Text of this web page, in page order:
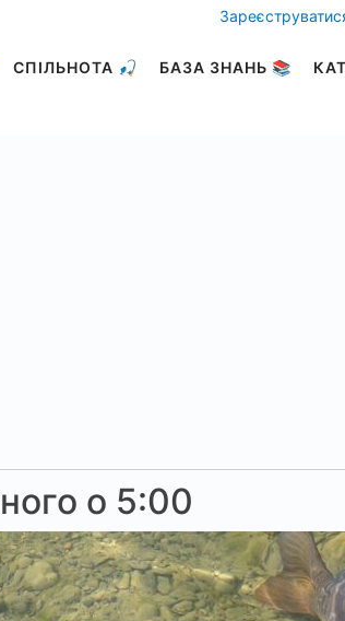
СПІЛЬНОТА 🎣 БАЗА ЗНАНЬ 📚
о 5:00